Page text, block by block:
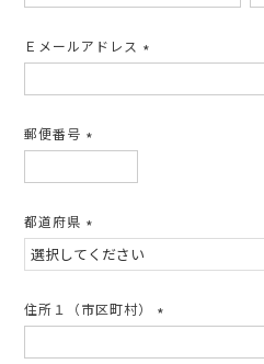
Ｅメールアドレス
須)
郵便番号
須)
都道府県
(必
須)
住所１（市区町村）
須)